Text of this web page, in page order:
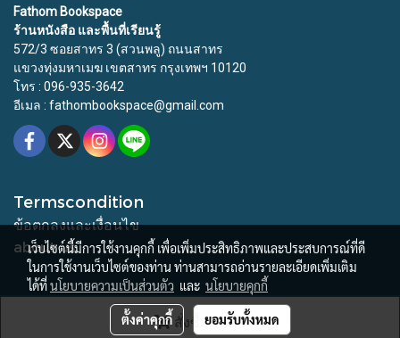
สั่งซื้อสินค้า
Fathom Bookspace
ร้านหนังสือ และพื้นที่เรียนรู้
572/3 ซอยสาทร 3 (สวนพลู) ถนนสาทร
แขวงทุ่งมหาเมฆ เขตสาทร กรุงเทพฯ 10120
โทร : 096-935-3642
อีเมล : fathombookspace@gmail.com
Termscondition
ข้อตกลงและเงื่อนไข
about us
© Copyright 2015 All Rights Reserved. Fathom Bookspace
เว็บไซต์นี้มีการใช้งานคุกกี้ เพื่อเพิ่มประสิทธิภาพและประสบการณ์ที่ดี
ในการใช้งานเว็บไซต์ของท่าน ท่านสามารถอ่านรายละเอียดเพิ่มเติม
ได้ที่นโยบายความเป็นส่วนตัว และ นโยบายคุกกี้
ตั้งค่าคุกกี้ ยอมรับทั้งหมด